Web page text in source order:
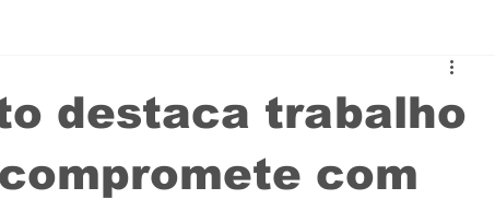
destaca trabalho
com